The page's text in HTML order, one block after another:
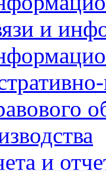
и
и